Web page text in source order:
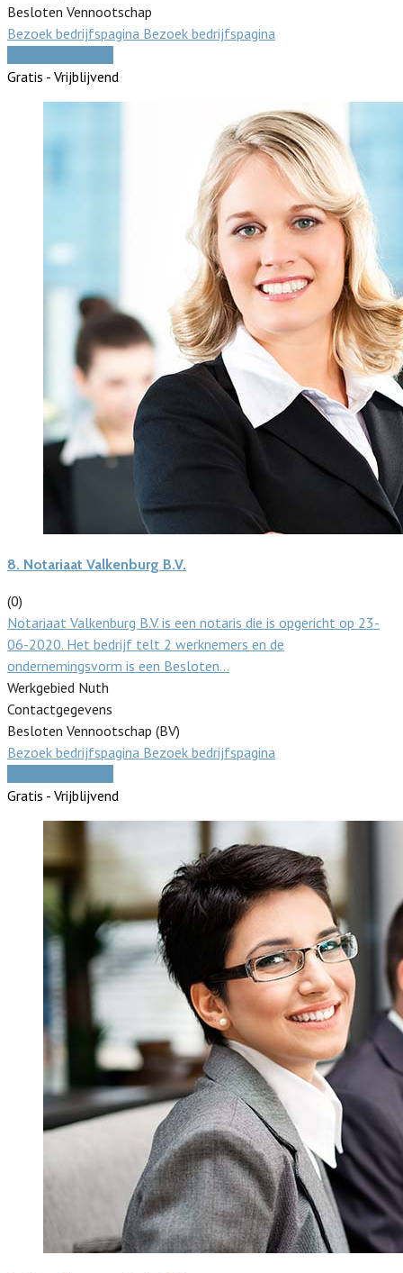
Besloten Vennootschap
Bezoek bedrijfspagina Bezoek bedrijfspagina
Gratis - Vrijblijvend
8. Notariaat Valkenburg B.V.
(0)
Notariaat Valkenburg B.V. is een notaris die is opgericht op 23-
06-2020. Het bedrijf telt 2 werknemers en de
ondernemingsvorm is een Besloten…
Werkgebied Nuth
Contactgegevens
Besloten Vennootschap (BV)
Bezoek bedrijfspagina Bezoek bedrijfspagina
Gratis - Vrijblijvend